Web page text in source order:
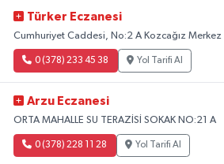
Türker Eczanesi
Cumhuriyet Caddesi, No:2 A Kozcağız Merkez
0 (378) 233 45 38 Yol Tarifi Al
Arzu Eczanesi
ORTA MAHALLE SU TERAZİSİ SOKAK NO:21 A
0 (378) 228 11 28 Yol Tarifi Al